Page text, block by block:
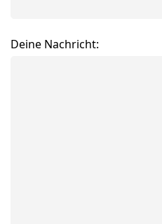
Deine Nachricht: